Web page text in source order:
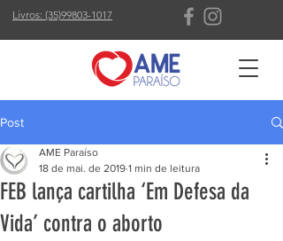
Livros: (35)99803-1017
Post
FEB lança cartilha ‘Em Defesa da
Vida’ contra o aborto
AME Paraíso
18 de mai. de 2019 1 min de leitura